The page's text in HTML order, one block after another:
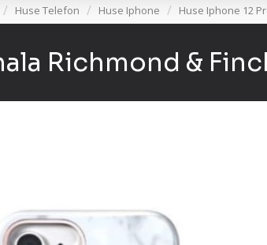
Huse Telefon Huse Iphone Huse Iphone 12
Richmond &